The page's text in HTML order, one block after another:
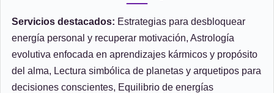
Servicios destacados: Estrategias para desbloquear
energía personal y recuperar motivación, Astrología
evolutiva enfocada en aprendizajes kármicos y propósito
del alma, Lectura simbólica de planetas y arquetipos para
decisiones conscientes, Equilibrio de energías